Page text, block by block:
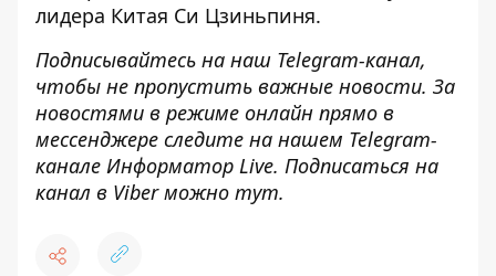
лидера Китая Си Цзиньпиня.
Подписывайтесь на наш Telegram-канал,
чтобы не пропустить важные новости. За
новостями в режиме онлайн прямо в
мессенджере следите на нашем Telegram-
канале Информатор Live. Подписаться на
канал в Viber можно тут.